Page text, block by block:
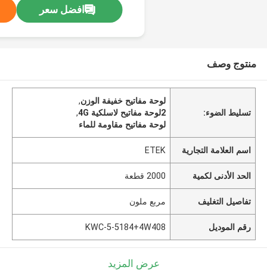
افضل سعر
منتوج وصف
تسليط الضوء:
لوحة مفاتيح خفيفة الوزن,
2لوحة مفاتيح لاسلكية 4G
,
لوحة مفاتيح مقاومة للماء
اسم العلامة التجارية ETEK
الحد الأدنى لكمية 2000 قطعة
تفاصيل التغليف مربع ملون
رقم الموديل KWC-5-5184+4W408
عرض المزيد